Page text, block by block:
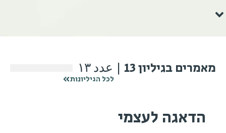
מאמרים בגיליון 13 | عدد ١٣
לכל הגיליונות
הדאגה לעצמי